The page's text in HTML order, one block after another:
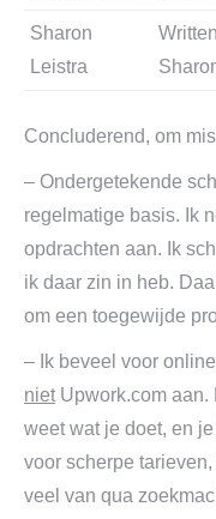
Sharon
Leistra
Concluderend, om
– Ondergetekende
regelmatige basis. Ik
opdrachten aan. Ik
ik daar zin in heb.
om een toegewijde
– Ik beveel voor
niet Upwork.com
weet wat je doet, en
voor scherpe
veel van qua